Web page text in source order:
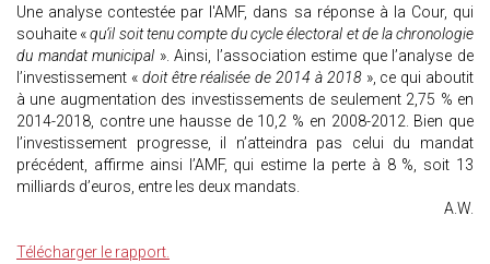
Une analyse contestée par l'AMF, dans sa réponse à la Cour, qui
souhaite «qu’il soit tenu compte du cycle électoral et de la chronologie
du mandat municipal ». Ainsi, l’association estime que l’analyse de
l’investissement «doit être réalisée de 2014 à 2018 », ce qui aboutit
à une augmentation des investissements de seulement 2,75 % en
2014-2018, contre une hausse de 10,2 % en 2008-2012. Bien que
l’investissement progresse, il n’atteindra pas celui du mandat
précédent, affirme ainsi l’AMF, qui estime la perte à 8 %, soit 13
milliards d’euros, entre les deux mandats.
A.W.
Télécharger le rapport.